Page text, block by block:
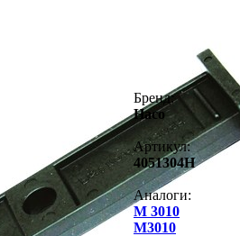
Бренд:
Haco
Артикул:
4051304H
Аналоги:
M 3010
M3010